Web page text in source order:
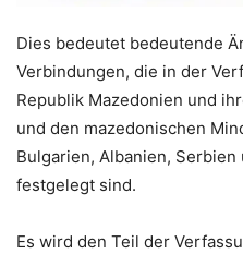
Dies bedeutet bedeutende
Verbindungen, die in der
Republik Mazedonien und
und den mazedonischen
Bulgarien, Albanien,
festgelegt sind.
Es wird den Teil der